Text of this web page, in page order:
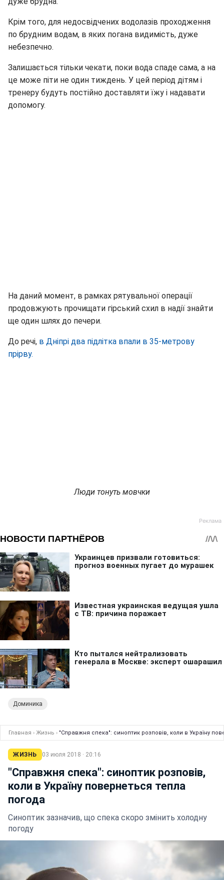
Крім того, для недосвідчених водолазів проходження
по брудним водам, в яких погана видимість, дуже
небезпечно.
Залишається тільки чекати, поки вода спаде сама, а на
це може піти не один тиждень. У цей період дітям і
тренеру будуть постійно доставляти їжу і надавати
допомогу.
На даний момент, в рамках рятувальної операції
продовжують прочищати гірський схил в надії знайти
ще один шлях до печери.
До речі, в Дніпрі два підлітка впали в 35-метрову
прірву.
Люди тонуть мовчки
Доминика
Главная › Жизнь › "Справжня спека": синоптик розповів, коли в Україну
ЖИЗНЬ 03 июля 2018 · 20:16
"Справжня спека": синоптик розповів,
коли в Україну повернеться тепла
погода
Синоптик зазначив, що спека скоро змінить холодну
погоду